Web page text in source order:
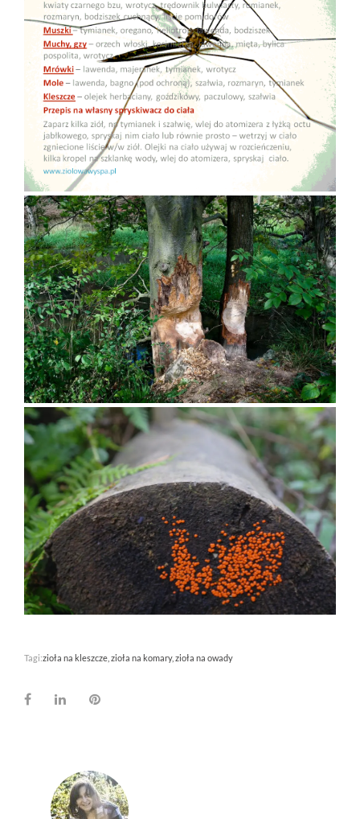
Tagi:zioła na kleszcze zioła na komary zioła na owady
FacebookLinkedInPinterest